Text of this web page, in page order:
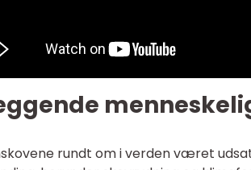
rundt om i verden været